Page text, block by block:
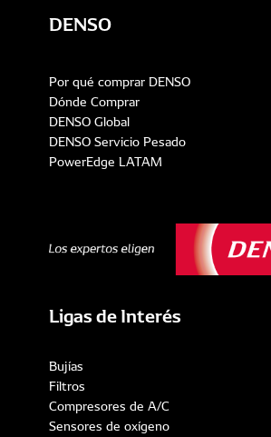
DENSO
Por qué comprar DENSO
Dónde Comprar
DENSO Global
DENSO Servicio Pesado
PowerEdge LATAM
Ligas de Interés
Bujías
Filtros
Compresores de A/C
Sensores de oxígeno